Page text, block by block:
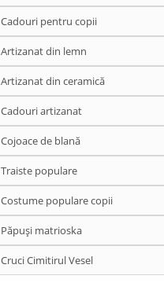
Cadouri pentru copii
Artizanat din lemn
Artizanat din ceramică
Cadouri artizanat
Cojoace de blană
Traiste populare
Costume populare copii
Păpuși matrioska
Cruci Cimitirul Vesel